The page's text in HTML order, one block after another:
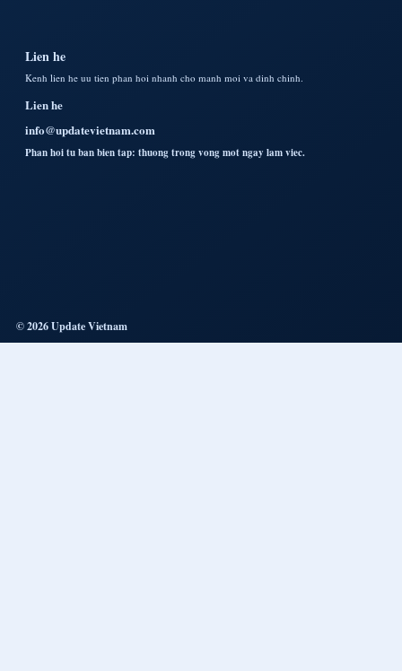
Lien he
Kenh lien he uu tien phan hoi nhanh cho manh moi va dinh chinh.
Lien he
info@updatevietnam.com
Phan hoi tu ban bien tap: thuong trong vong mot ngay lam viec.
© 2026 Update Vietnam